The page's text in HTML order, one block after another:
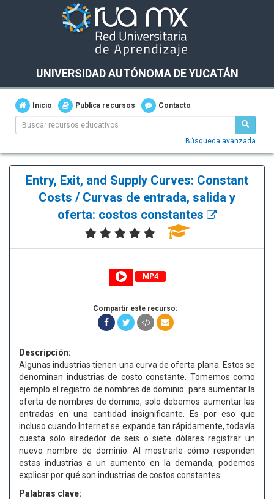
UNIVERSIDAD AUTÓNOMA DE YUCATÁN
Inicio Publica recursos Contacto
Búsqueda avanzada
Entry, Exit, and Supply Curves: Constant
Costs / Curvas de entrada, salida y
oferta: costos constantes
MP4
Compartir este recurso:
Descripción:
Algunas industrias tienen una curva de oferta plana. Estos se
denominan industrias de costo constante. Tomemos como
ejemplo el registro de nombres de dominio: para aumentar la
oferta de nombres de dominio, solo debemos aumentar las
entradas en una cantidad insignificante. Es por eso que
incluso cuando Internet se expande tan rápidamente, todavía
cuesta solo alrededor de seis o siete dólares registrar un
nuevo nombre de dominio. Al mostrarle cómo responden
estas industrias a un aumento en la demanda, podemos
explicar por qué son industrias de costos constantes.
Palabras clave: